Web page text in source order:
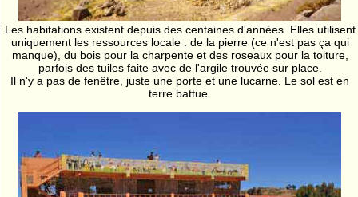
Les habitations existent depuis des centaines d'années. Elles utilisent
uniquement les ressources locale : de la pierre (ce n'est pas ça qui
manque), du bois pour la charpente et des roseaux pour la toiture,
parfois des tuiles faite avec de l'argile trouvée sur place.
Il n'y a pas de fenêtre, juste une porte et une lucarne. Le sol est en
terre battue.